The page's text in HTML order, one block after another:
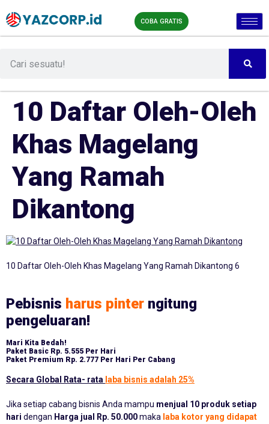
COBA GRATIS
10 Daftar Oleh-Oleh
Khas Magelang
Yang Ramah
Dikantong
10 Daftar Oleh-Oleh Khas Magelang Yang Ramah Dikantong 6
Pebisnis harus pinter ngitung
pengeluaran!
Mari Kita Bedah!
Paket Basic Rp. 5.555 Per Hari
Paket Premium Rp. 2.777 Per Hari Per Cabang
Secara Global Rata- rata laba bisnis adalah 25%
Jika setiap cabang bisnis Anda mampu menjual 10 produk setiap
hari dengan Harga jual Rp. 50.000maka laba kotor yang didapat